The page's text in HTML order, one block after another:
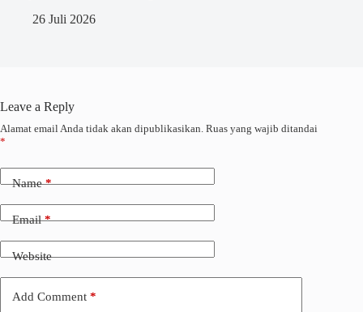
26 Juli 2026
Leave a Reply
Alamat email Anda tidak akan dipublikasikan. Ruas yang wajib ditandai
*
Name*
Email*
Website
Add Comment *